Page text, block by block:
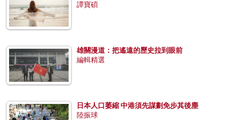
譚寶碩
雄關漫道：把遙遠的歷史拉到眼前
編輯精選
日本人口萎縮 中港須先謀劃免步其後塵
陸振球